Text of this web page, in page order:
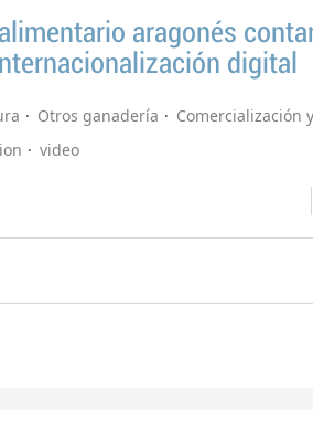
aragonés
digital
Otros ganadería
Comercialización
video